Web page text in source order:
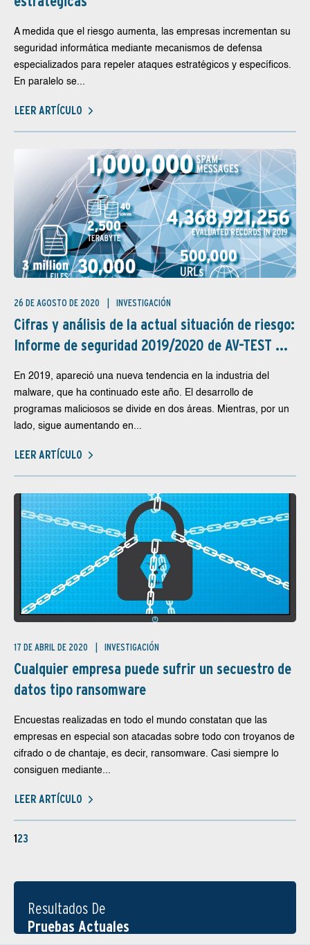
A medida que el riesgo aumenta, las empresas incrementan su
seguridad informática mediante mecanismos de defensa
especializados para repeler ataques estratégicos y específicos.
En paralelo se...
LEER ARTÍCULO
26 DE AGOSTO DE 2020 INVESTIGACIÓN
Cifras y análisis de la actual situación de riesgo:
Informe de seguridad 2019/2020 de AV-TEST ...
En 2019, apareció una nueva tendencia en la industria del
malware, que ha continuado este año. El desarrollo de
programas maliciosos se divide en dos áreas. Mientras, por un
lado, sigue aumentando en...
LEER ARTÍCULO
17 DE ABRIL DE 2020 INVESTIGACIÓN
Cualquier empresa puede sufrir un secuestro de
datos tipo ransomware
Encuestas realizadas en todo el mundo constatan que las
empresas en especial son atacadas sobre todo con troyanos de
cifrado o de chantaje, es decir, ransomware. Casi siempre lo
consiguen mediante...
LEER ARTÍCULO
123
Resultados De
Pruebas Actuales